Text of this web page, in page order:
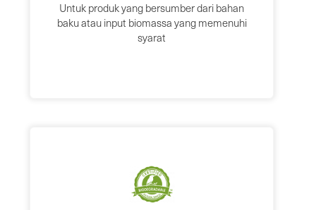
Untuk produk yang bersumber dari bahan
baku atau input biomassa yang memenuhi
syarat